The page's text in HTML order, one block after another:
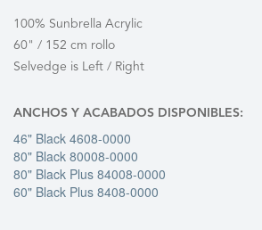
100% Sunbrella Acrylic
60" / 152 cm rollo
Selvedge is Left / Right
ANCHOS Y ACABADOS DISPONIBLES:
46" Black 4608-0000
80" Black 80008-0000
80" Black Plus 84008-0000
60" Black Plus 8408-0000